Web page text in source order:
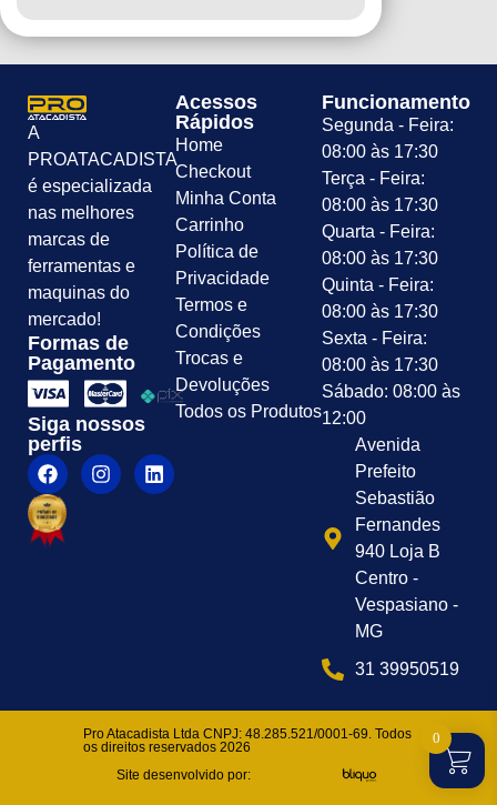
A
PROATACADISTA
é especializada
nas melhores
marcas de
ferramentas e
maquinas do
mercado!
Formas de
Pagamento
Siga nossos
perfis
Acessos
Rápidos
Home
Checkout
Minha Conta
Carrinho
Política de
Privacidade
Termos e
Condições
Trocas e
Devoluções
Todos os Produtos
Funcionamento
Segunda - Feira:
08:00 às 17:30
Terça - Feira:
08:00 às 17:30
Quarta - Feira:
08:00 às 17:30
Quinta - Feira:
08:00 às 17:30
Sexta - Feira:
08:00 às 17:30
Sábado: 08:00 às
12:00
Avenida
Prefeito
Sebastião
Fernandes
940 Loja B
Centro -
Vespasiano -
MG
31 39950519
Pro Atacadista Ltda CNPJ: 48.285.521/0001-69. Todos
os direitos reservados 2026
Site desenvolvido por:
0